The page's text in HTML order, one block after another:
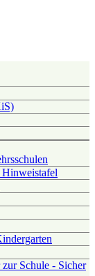
Hinweistafel
Schule - Sicher